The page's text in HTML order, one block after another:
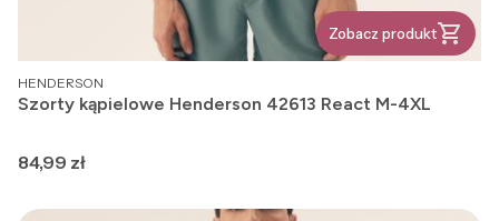
Zobacz produkt
PRODUCENT
HENDERSON
Szorty kąpielowe Henderson 42613 React M-4XL
Cena
84,99 zł